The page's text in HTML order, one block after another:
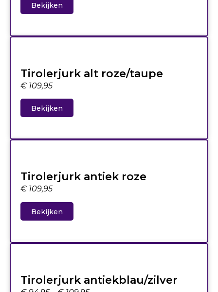
Bekijken
Tirolerjurk alt roze/taupe
€ 109,95
Bekijken
Tirolerjurk antiek roze
€ 109,95
Bekijken
Tirolerjurk antiekblau/zilver